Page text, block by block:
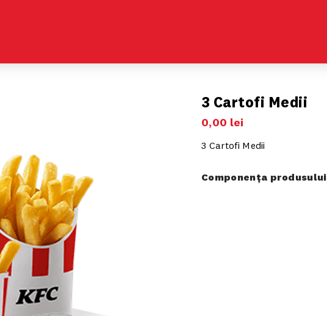
3 Cartofi Medii
0,00 lei
3 Cartofi Medii
Componența produsului